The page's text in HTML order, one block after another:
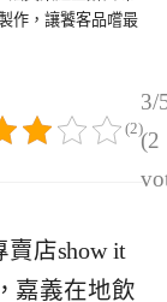
作，讓饕客品嚐最
3/
(2
(2)
賣店show it
嘉義在地飲